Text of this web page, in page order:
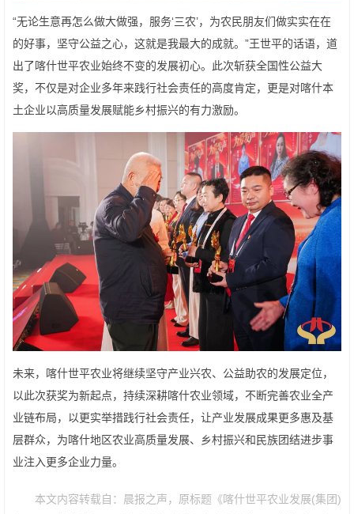
“无论生意再怎么做大做强，服务‘三农’，为农民朋友们做实实在在
的好事，坚守公益之心，这就是我最大的成就。”王世平的话语，道
出了喀什世平农业始终不变的发展初心。此次斩获全国性公益大
奖，不仅是对企业多年来践行社会责任的高度肯定，更是对喀什本
土企业以高质量发展赋能乡村振兴的有力激励。
未来，喀什世平农业将继续坚守产业兴农、公益助农的发展定位，
以此次获奖为新起点，持续深耕喀什农业领域，不断完善农业全产
业链布局，以更实举措践行社会责任，让产业发展成果更多惠及基
层群众，为喀什地区农业高质量发展、乡村振兴和民族团结进步事
业注入更多企业力量。
本文内容转载自：晨报之声，原标题《喀什世平农业发展(集团)